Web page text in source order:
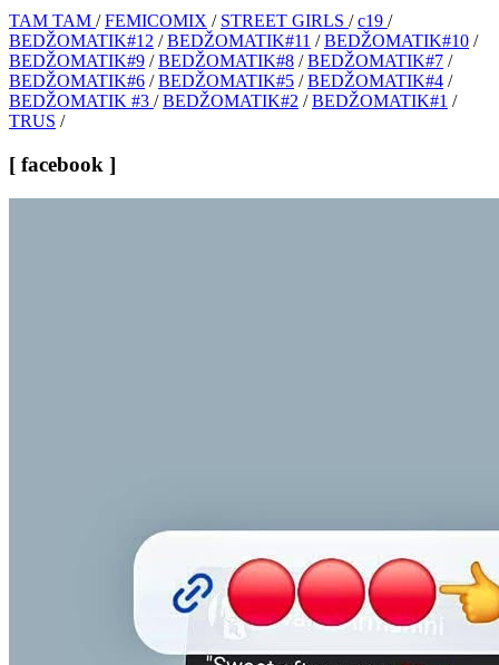
TAM TAM /FEMICOMIX / STREET GIRLS /c19 /
BEDŽOMATIK#12 /BEDŽOMATIK#11 /BEDŽOMATIK#10 /
BEDŽOMATIK#9 /BEDŽOMATIK#8 /BEDŽOMATIK#7 /
BEDŽOMATIK#6 /BEDŽOMATIK#5 /BEDŽOMATIK#4 /
BEDŽOMATIK #3 /BEDŽOMATIK#2 /BEDŽOMATIK#1 /
TRUS /
[ facebook ]